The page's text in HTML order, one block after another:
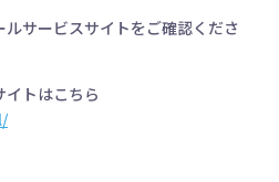
サービスサイトをご確認くださ
イトはこちら